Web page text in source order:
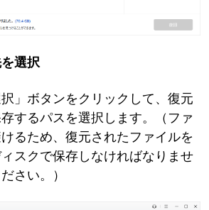
選択
択」ボタンをクリックして、復元
するパスを選択します。（ファ
るため、復元されたファイルを
スクで保存しなければなりませ
さい。）